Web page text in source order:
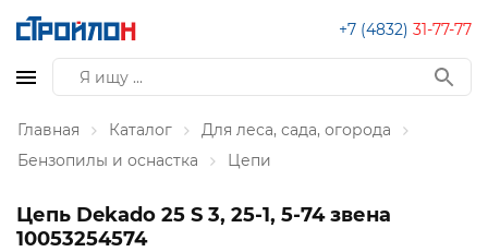
+7 (4832) 31-77-77
Главная Каталог
Для леса, сада, огорода
Бензопилы и оснастка
Цепи
Цепь Dekado 25 S 3, 25-1, 5-74 звена
10053254574